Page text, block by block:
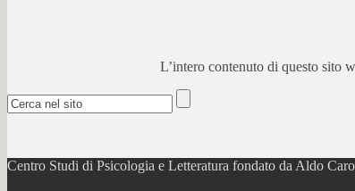
L’intero contenuto di questo sito
Centro Studi di Psicologia e Letteratura fondato da Aldo